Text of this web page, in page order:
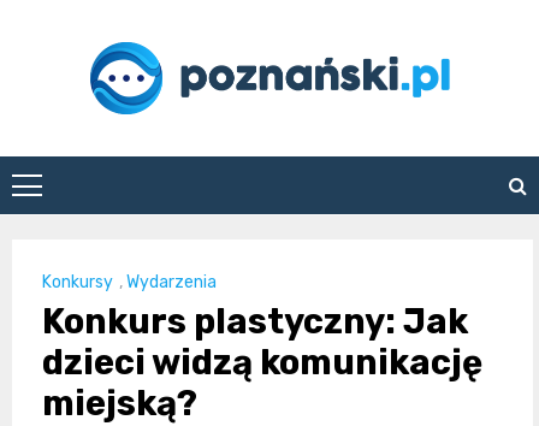
poznanski.pl
Konkursy ,Wydarzenia
Konkurs plastyczny: Jak
dzieci widzą komunikację
miejską?